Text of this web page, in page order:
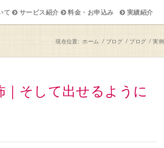
て サービス紹介 料金・お申込み 実績紹介
現在位置: ホーム / ブログ / ブログ / 実例
そして出せるように